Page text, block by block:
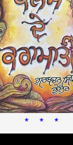
* * *